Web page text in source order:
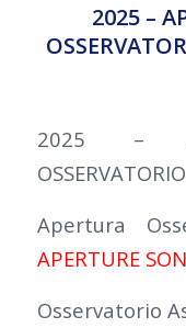
2025 –
2025 –
OSSERVATORIO
Apertura
APERTURE
Osservatorio